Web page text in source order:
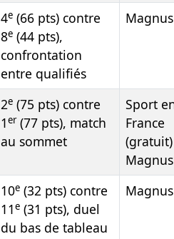
4e (66 pts) contre
8e (44 pts),
confrontation
entre qualifiés
2e (75 pts) contre
1er(77 pts), match
au sommet
Sport
France
10e (32 pts) contre
11e (31 pts), duel
du bas de tableau